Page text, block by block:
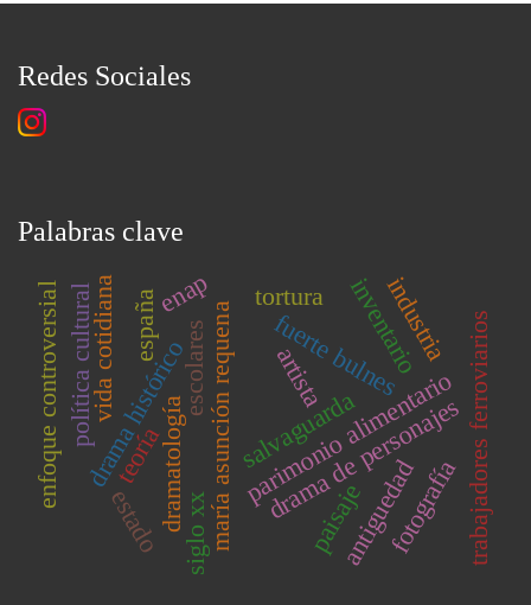
Redes Sociales
Palabras clave
escolares parimonio alimentario
dramatología drama de personajes
drama históricomaría asunción requena fuerte bulnes
salvaguarda
antiguedad
inventario
estado trabajadores ferroviarios
política cultural
fotografía
siglo xx
españa
paisaje
enfoque controversial enap
vida cotidiana tortura
teoría
industria
artista